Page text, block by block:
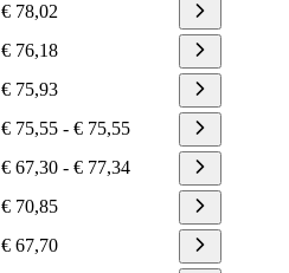
€ 78,02
€ 76,18
€ 75,93
€ 75,55 - € 75,55
€ 67,30 - € 77,34
€ 70,85
€ 67,70